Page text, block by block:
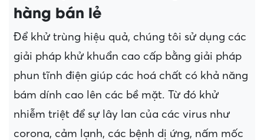
hàng bán lẻ
Để khử trùng hiệu quả, chúng tôi sử dụng các
giải pháp khử khuẩn cao cấp bằng giải pháp
phun tĩnh điện giúp các hoá chất có khả năng
bám dính cao lên các bề mặt. Từ đó khử
nhiễm triệt để sự lây lan của các virus như
corona, cảm lạnh, các bệnh dị ứng, nấm mốc